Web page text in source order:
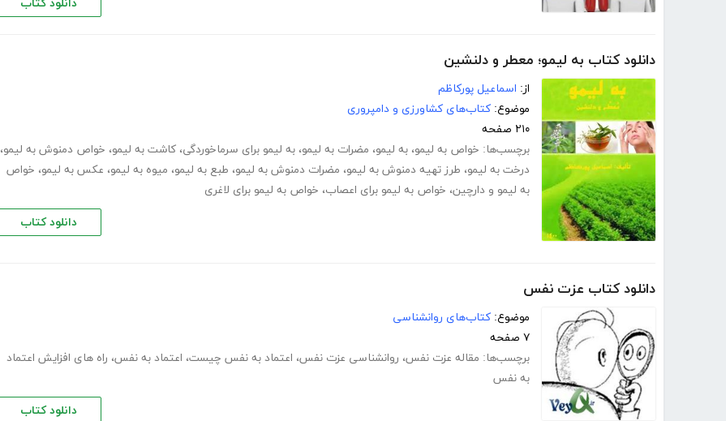
دانلود کتاب
دانلود کتاب به لیمو؛ معطر و دلنشین
از: اسماعیل پورکاظم
موضوع: کتاب‌های کشاورزی و دامپروری
۲۱۰ صفحه
برچسب‌ها: خواص به لیمو، به لیمو، مضرات به لیمو، به لیمو برای سرماخوردگی، کاشت به لیمو، خواص دمنوش به لیمو،
درخت به لیمو، طرز تهیه دمنوش به لیمو، مضرات دمنوش به لیمو، طبع به لیمو، میوه به لیمو، عکس به لیمو، خواص
به لیمو و دارچین، خواص به لیمو برای اعصاب، خواص به لیمو برای لاغری
دانلود کتاب
دانلود کتاب عزت نفس
موضوع: کتاب‌های روانشناسی
۷ صفحه
برچسب‌ها: مقاله عزت نفس، روانشناسی عزت نفس، اعتماد به نفس چیست، اعتماد به نفس، راه های افزایش اعتماد
به نفس
دانلود کتاب